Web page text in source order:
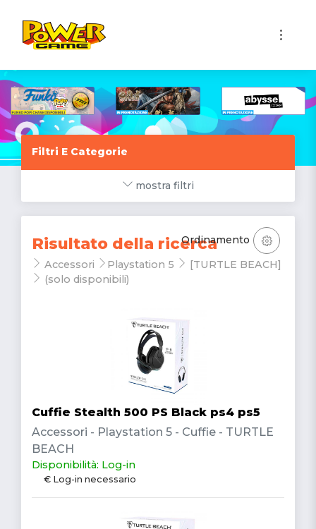
Filtri E Categorie
mostra filtri
Risultato della ricerca
Accessori Playstation 5
[TURTLE BEACH]
(solo disponibili)
Ordinamento
Cuffie Stealth 500 PS Black ps4 ps5
Accessori - Playstation 5 - Cuffie - TURTLE
BEACH
Disponibilità: Log-in
€ Log-in necessario